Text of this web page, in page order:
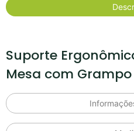
Suporte
Mesa com Grampo